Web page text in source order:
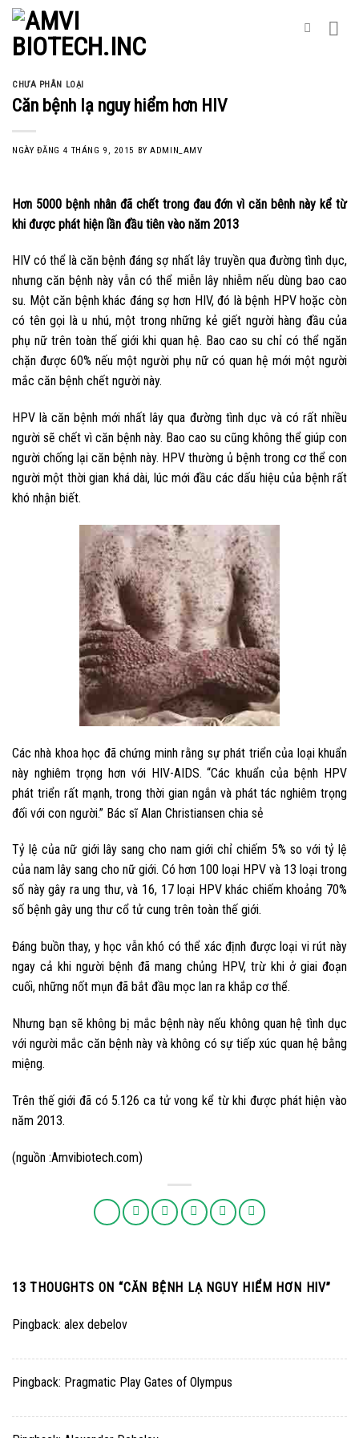
Skip
content
CHƯA PHÂN LOẠI
Căn bệnh lạ nguy hiểm hơn HIV
NGÀY ĐĂNG 4 THÁNG 9, 2015 BYADMIN_AMV
Hơn 5000 bệnh nhân đã chết trong đau đớn vì căn bênh này kể từ
khi được phát hiện lần đầu tiên vào năm 2013
HIV có thể là căn bệnh đáng sợ nhất lây truyền qua đường tình dục,
nhưng căn bệnh này vẫn có thể miễn lây nhiễm nếu dùng bao cao
su. Một căn bệnh khác đáng sợ hơn HIV, đó là bệnh HPV hoặc còn
có tên gọi là u nhú, một trong những kẻ giết người hàng đầu của
phụ nữ trên toàn thế giới khi quan hệ. Bao cao su chỉ có thể ngăn
chặn được 60% nếu một người phụ nữ có quan hệ mới một người
mắc căn bệnh chết người này.
HPV là căn bệnh mới nhất lây qua đường tình dục và có rất nhiều
người sẽ chết vì căn bệnh này. Bao cao su cũng không thể giúp con
người chống lại căn bệnh này. HPV thường ủ bệnh trong cơ thể con
người một thời gian khá dài, lúc mới đầu các dấu hiệu của bệnh rất
khó nhận biết.
Các nhà khoa học đã chứng minh rằng sự phát triển của loại khuẩn
này nghiêm trọng hơn với HIV-AIDS. “Các khuẩn của bệnh HPV
phát triển rất mạnh, trong thời gian ngắn và phát tác nghiêm trọng
đối với con người.” Bác sĩ Alan Christiansen chia sẻ
Tỷ lệ của nữ giới lây sang cho nam giới chỉ chiếm 5% so với tỷ lệ
của nam lây sang cho nữ giới. Có hơn 100 loại HPV và 13 loại trong
số này gây ra ung thư, và 16, 17 loại HPV khác chiếm khoảng 70%
số bệnh gây ung thư cổ tử cung trên toàn thế giới.
Đáng buồn thay, y học vẫn khó có thể xác định được loại vi rút này
ngay cả khi người bệnh đã mang chủng HPV, trừ khi ở giai đoạn
cuối, những nốt mụn đã bắt đầu mọc lan ra khắp cơ thể.
Nhưng bạn sẽ không bị mắc bệnh này nếu không quan hệ tình dục
với người mắc căn bệnh này và không có sự tiếp xúc quan hệ bằng
miệng.
Trên thế giới đã có 5.126 ca tử vong kể từ khi được phát hiện vào
năm 2013.
(nguồn :Amvibiotech.com)
13 THOUGHTS ON “CĂN BỆNH LẠ NGUY HIỂM HƠN HIV”
Pingback: alex debelov
Pingback: Pragmatic Play Gates of Olympus